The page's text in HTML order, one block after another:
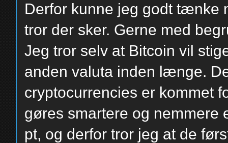
Derfor kunne jeg godt tænke
tror der sker. Gerne med
Jeg tror selv at Bitcoin vil
anden valuta inden længe.
cryptocurrencies er kommet
gøres smartere og nemmere
pt, og derfor tror jeg at de